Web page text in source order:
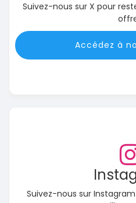
Suivez-nous sur X pour
Accédez à
Suivez-nous sur